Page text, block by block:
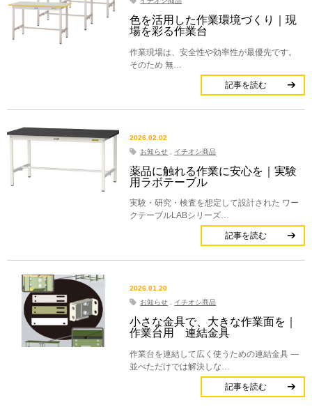
色を活用した作業環境づくり｜現
場を彩る作業台
作業現場は、安全性や効率性が最優先です。
そのため 無…
記事を読む
2026.02.02
お知らせ
イチオシ商品
薬品に触れる作業に安心を｜実験
用ラボテーブル
実験・研究・検査を想定して設計された ワー
クテーブルLABシリーズ…
記事を読む
2026.01.20
お知らせ , イチオシ商品
小さな金具で、大きな作業面を｜
作業台用 連結金具
作業台を連結して広く使うための連結金具 ―
並べただけでは解決しな…
記事を読む